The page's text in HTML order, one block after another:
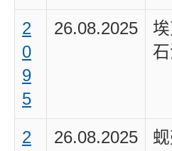
2
0
9
5
26.08.2025
2
26.08.2025